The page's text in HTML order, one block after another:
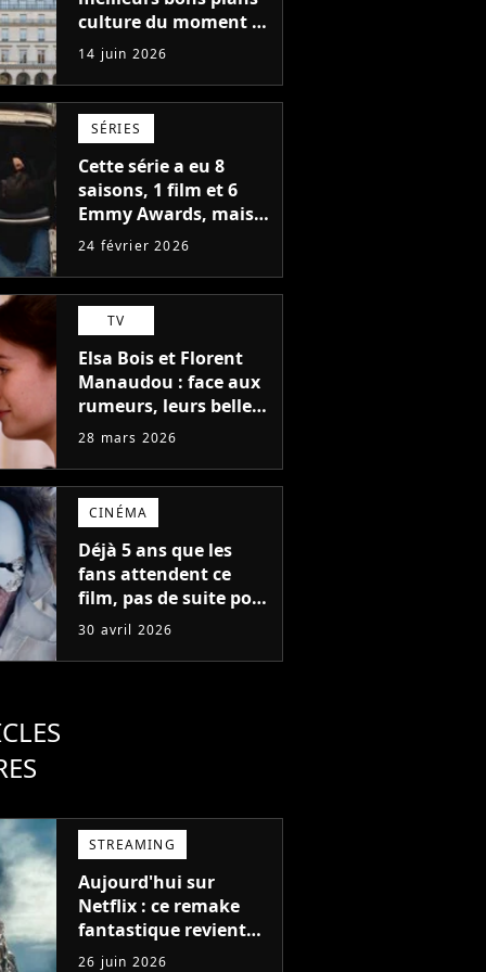
culture du moment :
la Fondation Cartier
offre un an d'accès
gratuit et illimité aux
moins de 30 ans
14 juin 2026
SÉRIES
Cette série a eu 8
saisons, 1 film et 6
Emmy Awards, mais
son créateur ne
début
24 février 2026
TV
Elsa Bois et Florent
Manaudou : face aux
rumeurs, leurs belles
déclarations sur TF1,
naturellement"
28 mars 2026
CINÉMA
Déjà 5 ans que les
fans attendent ce
film, pas de suite pour
cette saga culte avant
sait ce qui se passe"
30 avril 2026
STREAMING
Aujourd'hui sur
Netflix : ce remake
fantastique revient
avec sa suite, 2 ans
26 juin 2026